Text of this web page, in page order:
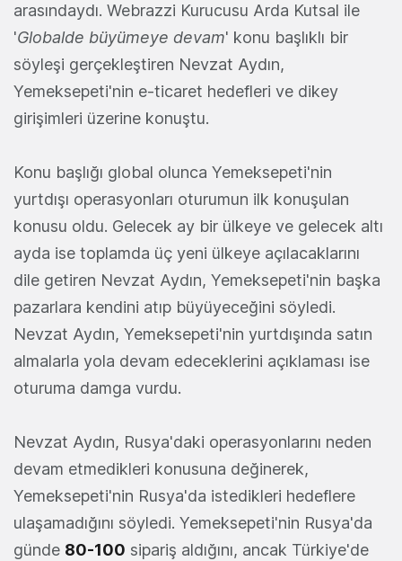
arasındaydı. Webrazzi Kurucusu Arda Kutsal ile
'Globalde büyümeye devam' konu başlıklı bir
söyleşi gerçekleştiren Nevzat Aydın,
Yemeksepeti'nin e-ticaret hedefleri ve dikey
girişimleri üzerine konuştu.
Konu başlığı global olunca Yemeksepeti'nin
yurtdışı operasyonları oturumun ilk konuşulan
konusu oldu. Gelecek ay bir ülkeye ve gelecek altı
ayda ise toplamda üç yeni ülkeye açılacaklarını
dile getiren Nevzat Aydın, Yemeksepeti'nin başka
pazarlara kendini atıp büyüyeceğini söyledi.
Nevzat Aydın, Yemeksepeti'nin yurtdışında satın
almalarla yola devam edeceklerini açıklaması ise
oturuma damga vurdu.
Nevzat Aydın, Rusya'daki operasyonlarını neden
devam etmedikleri konusuna değinerek,
Yemeksepeti'nin Rusya'da istedikleri hedeflere
ulaşamadığını söyledi. Yemeksepeti'nin Rusya'da
günde 80-100 sipariş aldığını, ancak Türkiye'de